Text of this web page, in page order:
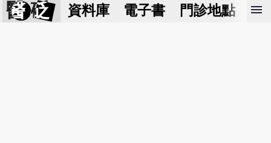
醫 砭 資料庫 電子書 門診地點 預
menu